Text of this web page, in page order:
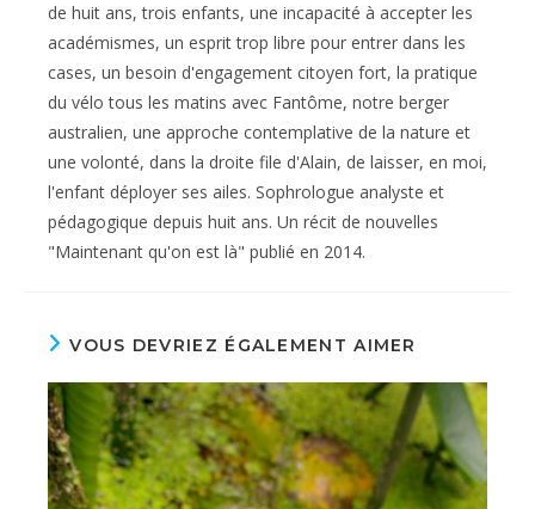
de huit ans, trois enfants, une incapacité à accepter les
académismes, un esprit trop libre pour entrer dans les
cases, un besoin d'engagement citoyen fort, la pratique
du vélo tous les matins avec Fantôme, notre berger
australien, une approche contemplative de la nature et
une volonté, dans la droite file d'Alain, de laisser, en moi,
l'enfant déployer ses ailes. Sophrologue analyste et
pédagogique depuis huit ans. Un récit de nouvelles
"Maintenant qu'on est là" publié en 2014.
VOUS DEVRIEZ ÉGALEMENT AIMER